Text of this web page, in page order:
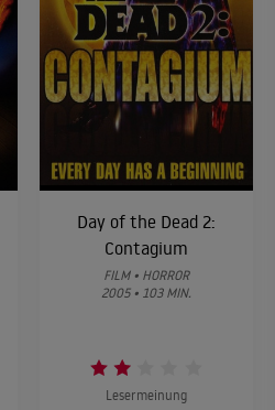
Day of the Dead 2:
Contagium
FILM • HORROR
2005 • 103 MIN.
Lesermeinung